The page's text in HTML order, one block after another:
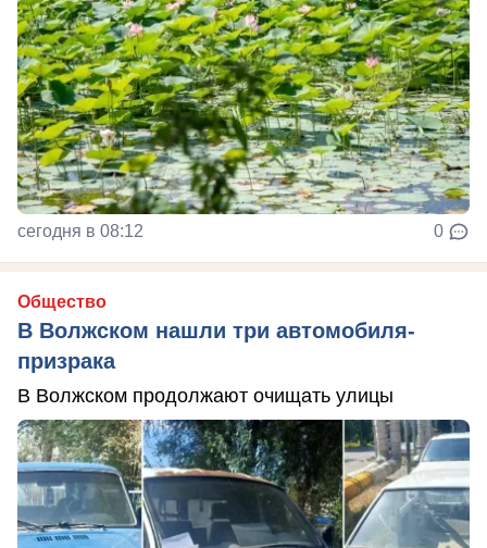
сегодня в 08:12 0
Общество
В Волжском нашли три автомобиля-
призрака
В Волжском продолжают очищать улицы